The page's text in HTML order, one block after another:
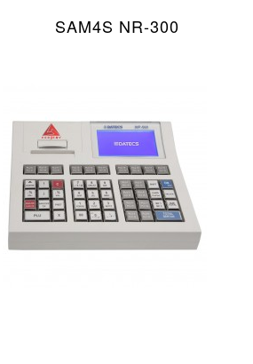
SAM4S NR-300